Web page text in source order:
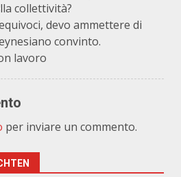
collettività?
devo ammettere di
convinto.
lavoro
per inviare un commento.